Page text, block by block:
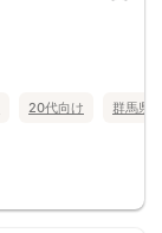
20代向け 群馬県